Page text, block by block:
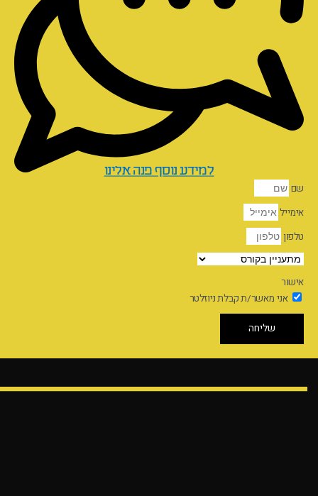
למידע נוסף פנה אלינו
שם
אימייל
טלפון
אישור
אני מאשר/ת קבלת ניוזלטר
שליחה